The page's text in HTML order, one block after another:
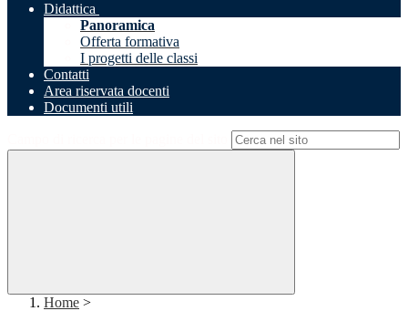
Didattica
Panoramica
Offerta formativa
I progetti delle classi
Contatti
Area riservata docenti
Documenti utili
Home >